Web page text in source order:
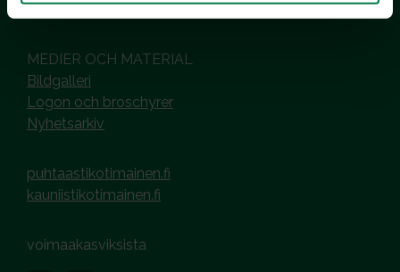
Dataskyddsbeskrivning
MEDIER OCH MATERIAL
Bildgalleri
Logon och broschyrer
Nyhetsarkiv
puhtaastikotimainen.fi
kauniistikotimainen.fi
voimaakasviksista